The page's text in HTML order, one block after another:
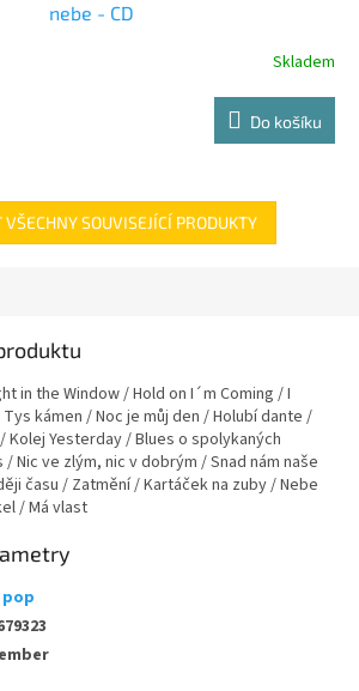
nebe - CD
Skladem
Do košíku
SOUVISEJÍCÍ PRODUKTY
in the Window / Hold on I´m Coming / I
kámen / Noc je můj den / Holubí dante /
Kolej Yesterday / Blues o spolykaných
Nic ve zlým, nic v dobrým / Snad nám naše
času / Zatmění / Kartáček na zuby / Nebe
/ Má vlast
pop